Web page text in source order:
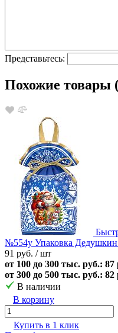
Представьтесь:
Похожие товары
№554у Упаковка
91 руб. / шт
от 100 до 300 тыс. руб.: 87
от 300 до 500 тыс. руб.: 82
В наличии
В корзину
Купить в 1 клик